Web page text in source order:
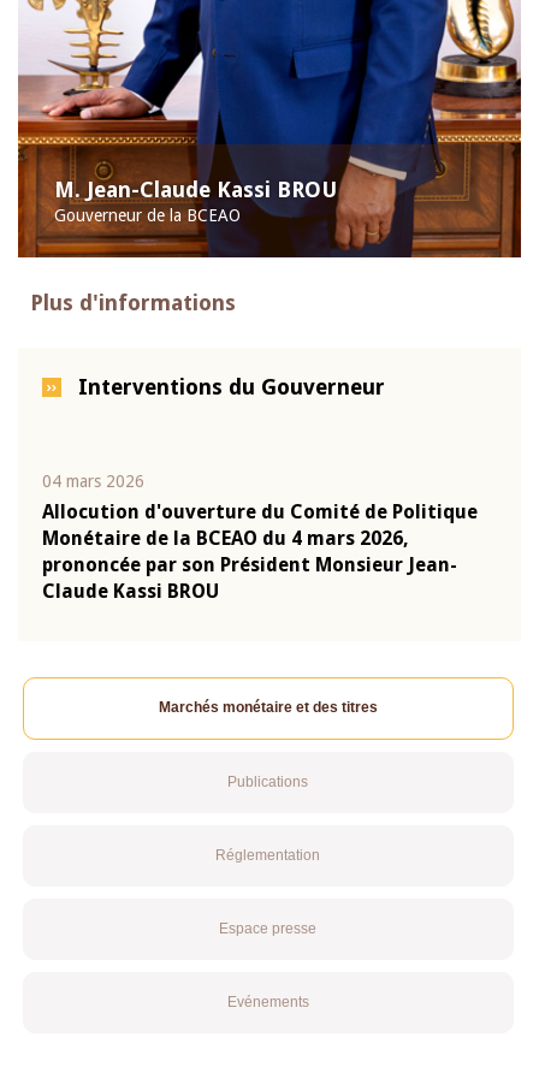
M. Jean-Claude Kassi BROU
Gouverneur de la BCEAO
Plus d'informations
Interventions du Gouverneur
04 mars 2026
Allocution d'ouverture du Comité de Politique
Monétaire de la BCEAO du 4 mars 2026,
prononcée par son Président Monsieur Jean-
Claude Kassi BROU
Marchés monétaire et des titres
Publications
Réglementation
Espace presse
Evénements